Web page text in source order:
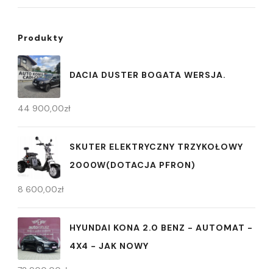
Produkty
DACIA DUSTER BOGATA WERSJA.
44 900,00zł
SKUTER ELEKTRYCZNY TRZYKOŁOWY
2000W(DOTACJA PFRON)
8 600,00zł
HYUNDAI KONA 2.0 BENZ - AUTOMAT -
4X4 - JAK NOWY